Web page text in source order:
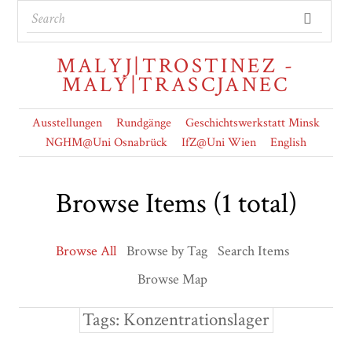
MALYJ|TROSTINEZ -
MALY|TRASCJANEC
Ausstellungen Rundgänge
Geschichtswerkstatt Minsk
NGHM@Uni Osnabrück
IfZ@Uni Wien English
Browse Items (1 total)
Browse All Browse by Tag Search Items
Browse Map
Tags: Konzentrationslager